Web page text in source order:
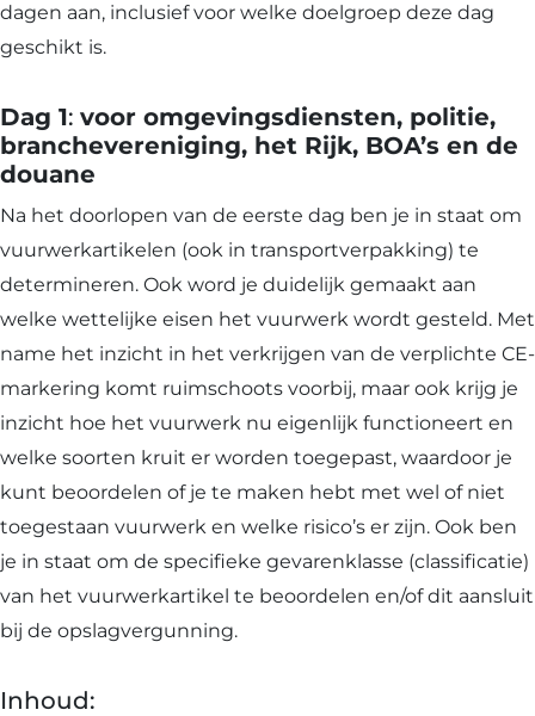
dagen aan, inclusief voor welke doelgroep deze dag
geschikt is.
Dag 1: voor omgevingsdiensten, politie,
branchevereniging, het Rijk, BOA’s en de
douane
Na het doorlopen van de eerste dag ben je in staat om
vuurwerkartikelen (ook in transportverpakking) te
determineren. Ook word je duidelijk gemaakt aan
welke wettelijke eisen het vuurwerk wordt gesteld. Met
name het inzicht in het verkrijgen van de verplichte CE-
markering komt ruimschoots voorbij, maar ook krijg je
inzicht hoe het vuurwerk nu eigenlijk functioneert en
welke soorten kruit er worden toegepast, waardoor je
kunt beoordelen of je te maken hebt met wel of niet
toegestaan vuurwerk en welke risico’s er zijn. Ook ben
je in staat om de specifieke gevarenklasse (classificatie)
van het vuurwerkartikel te beoordelen en/of dit aansluit
bij de opslagvergunning.
Inhoud: